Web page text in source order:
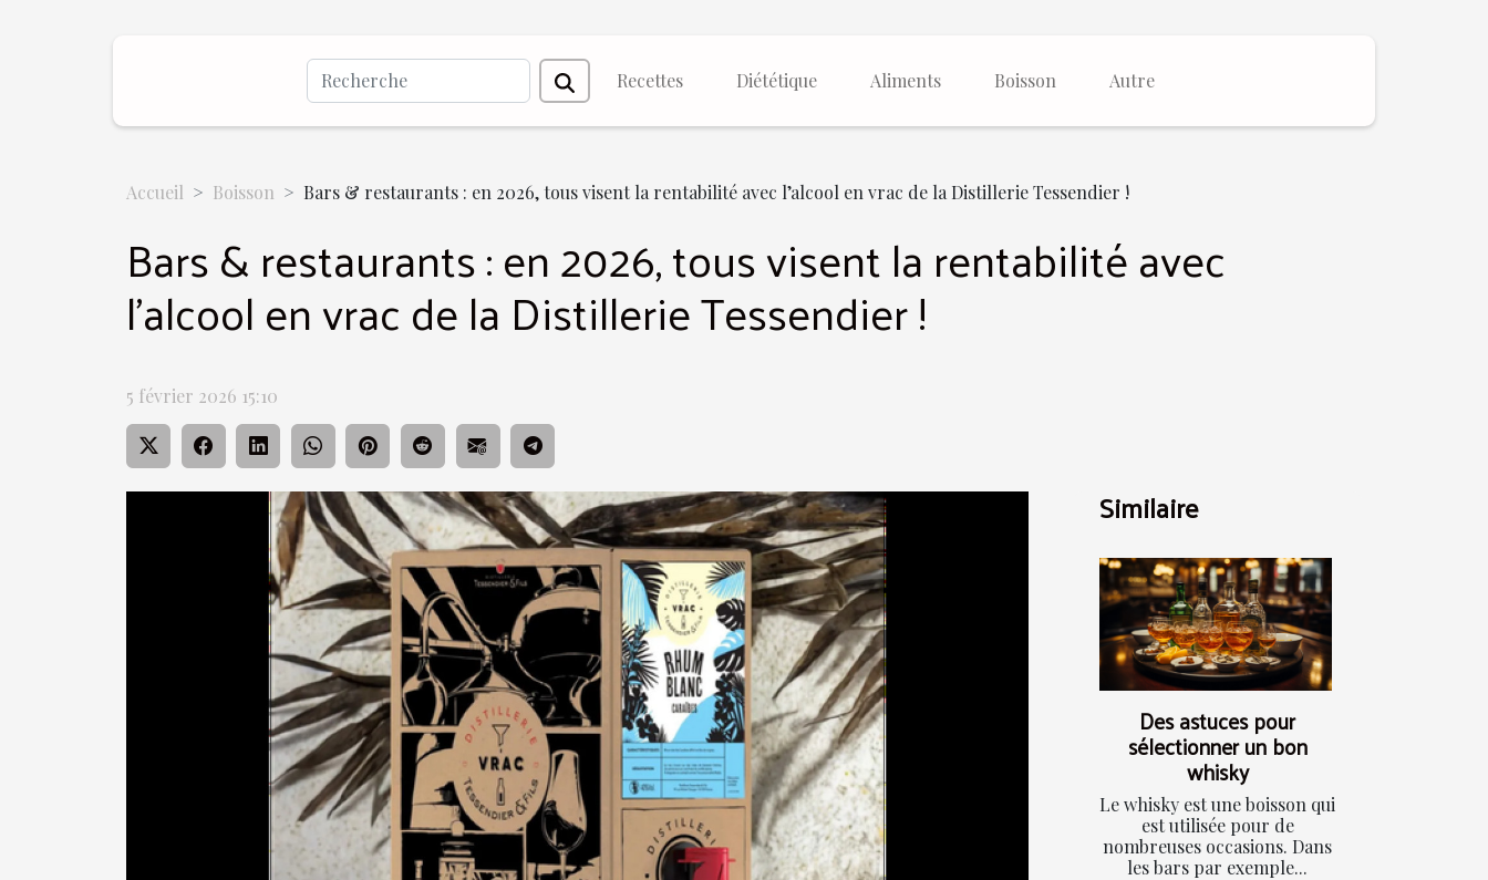
Recettes Diététique Aliments Boisson Autre
Accueil Boisson Bars & restaurants : en 2026, tous visent la rentabilité avec l’alcool en vrac de la Distillerie Tessendier !
Bars & restaurants : en 2026, tous visent la rentabilité avec
l’alcool en vrac de la Distillerie Tessendier !
5 février 2026 15:10
Similaire
Des astuces pour
sélectionner un bon
whisky
Le whisky est une boisson qui
est utilisée pour de
nombreuses occasions. Dans
les bars par exemple...